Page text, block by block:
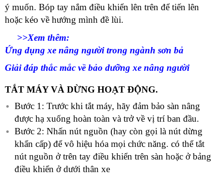
ý muốn. Bóp tay nắm điều khiển lên trên để tiến lên
hoặc kéo về hướng mình đề lùi.
>>Xem thêm:
Ứng dụng xe nâng người trong ngành sơn bả
Giải đáp thắc mắc về bảo dưỡng xe nâng người
TẮT MÁY VÀ DỪNG HOẠT ĐỘNG.
Bước 1: Trước khi tắt máy, hãy đảm bảo sàn nâng
được hạ xuống hoàn toàn và trở về vị trí ban đầu.
Bước 2: Nhấn nút nguồn (hay còn gọi là nút dừng
khẩn cấp) để vô hiệu hóa mọi chức năng. có thể tắt
nút nguồn ở trên tay điều khiển trên sàn hoặc ở bảng
điều khiển ở dưới thân xe